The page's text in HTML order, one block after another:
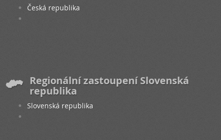
Česká republika
Regionální zastoupení Slovenská
republika
Slovenská republika